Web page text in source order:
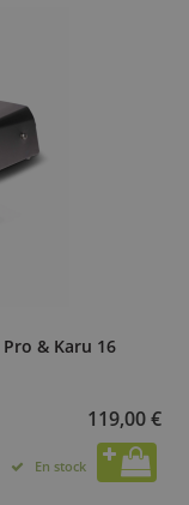
& Karu 16
119,00 €
En stock